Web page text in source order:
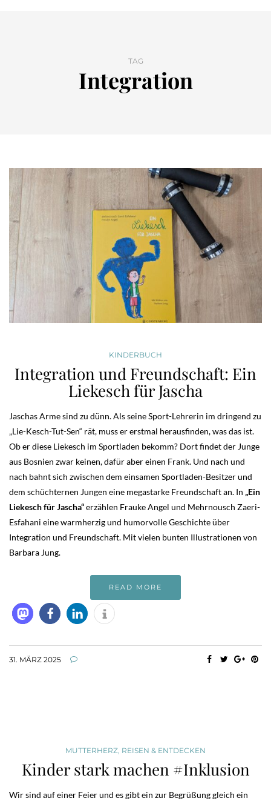
TAG
Integration
KINDERBUCH
Integration und Freundschaft: Ein
Liekesch für Jascha
Jaschas Arme sind zu dünn. Als seine Sport-Lehrerin im dringend zu
„Lie-Kesch-Tut-Sen“ rät, muss er erstmal herausfinden, was das ist.
Ob er diese Liekesch im Sportladen bekomm? Dort findet der Junge
aus Bosnien zwar keinen, dafür aber einen Frank. Und nach und
nach bahnt sich zwischen dem einsamen Sportladen-Besitzer und
dem schüchternen Jungen eine megastarke Freundschaft an. In „Ein
Liekesch für Jascha“erzählen Frauke Angel und Mehrnousch Zaeri-
Esfahani eine warmherzig und humorvolle Geschichte über
Integration und Freundschaft. Mit vielen bunten Illustrationen von
Barbara Jung.
READ MORE
31. MÄRZ 2025
MUTTERHERZ, REISEN & ENTDECKEN
Kinder stark machen #Inklusion
Wir sind auf einer Feier und es gibt ein zur Begrüßung gleich ein